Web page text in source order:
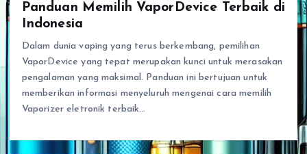
Panduan Memilih VaporDevice Terbaik di
Indonesia
Dalam dunia vaping yang terus berkembang, pemilihan
VaporDevice yang tepat merupakan kunci untuk merasakan
pengalaman yang maksimal. Panduan ini bertujuan untuk
memberikan informasi menyeluruh mengenai cara memilih
Vaporizer eletronik terbaik…